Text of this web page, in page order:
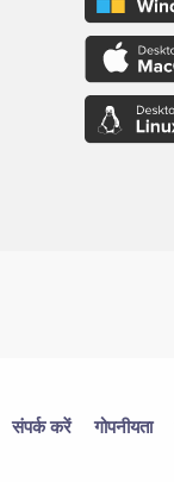
संपर्क करें गोपनीयता